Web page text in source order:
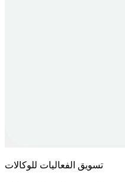
تسويق الفعاليات للوكالات